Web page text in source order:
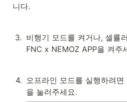
니다.
3. 비행기 모드를 켜거나, 셀률
FNC x NEMOZ APP을 켜주
4. 오프라인 모드를 실행하려면
을 눌러주세요.